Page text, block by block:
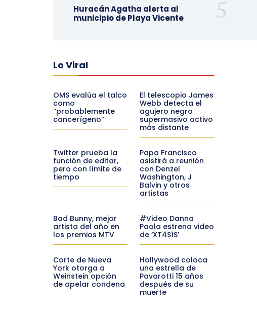
Huracán Agatha alerta al
municipio de Playa Vicente
Lo Viral
OMS evalúa el talco
como
“probablemente
cancerígeno”
El telescopio James
Webb detecta el
agujero negro
supermasivo activo
más distante
Twitter prueba la
función de editar,
pero con límite de
tiempo
Papa Francisco
asistirá a reunión
con Denzel
Washington, J
Balvin y otros
artistas
Bad Bunny, mejor
artista del año en
los premios MTV
#Video Danna
Paola estrena video
de ‘XT4S1S’
Corte de Nueva
York otorga a
Weinstein opción
de apelar condena
Hollywood coloca
una estrella de
Pavarotti 15 años
después de su
muerte